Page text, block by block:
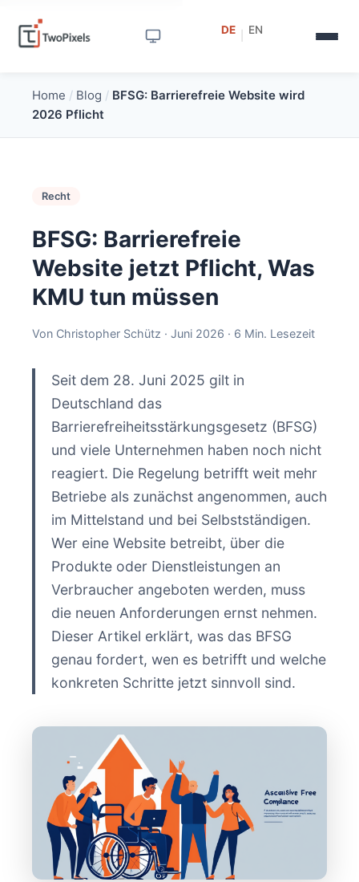
DE EN
Home / Blog / BFSG: Barrierefreie Website wird
2026 Pflicht
Recht
BFSG: Barrierefreie
Website jetzt Pflicht, Was
KMU tun müssen
Von Christopher Schütz · Juni 2026 · 6 Min. Lesezeit
Seit dem 28. Juni 2025 gilt in
Deutschland das
Barrierefreiheitsstärkungsgesetz (BFSG)
und viele Unternehmen haben noch nicht
reagiert. Die Regelung betrifft weit mehr
Betriebe als zunächst angenommen, auch
im Mittelstand und bei Selbstständigen.
Wer eine Website betreibt, über die
Produkte oder Dienstleistungen an
Verbraucher angeboten werden, muss
die neuen Anforderungen ernst nehmen.
Dieser Artikel erklärt, was das BFSG
genau fordert, wen es betrifft und welche
konkreten Schritte jetzt sinnvoll sind.